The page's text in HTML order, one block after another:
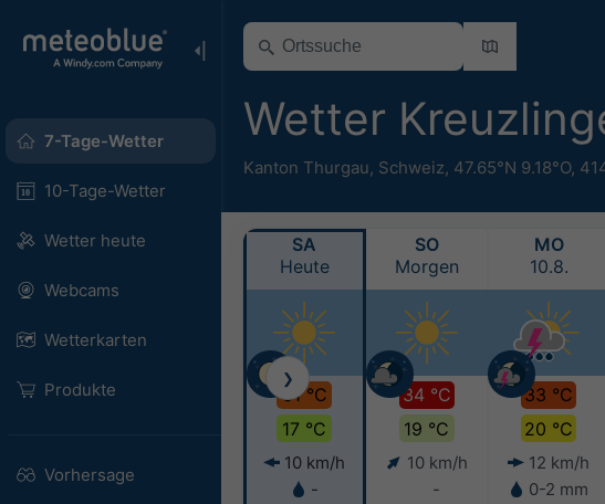
7-Tage-Wetter
10-Tage-Wetter
Wetter heute
Webcams
Wetterkarten
Produkte
Vorhersage
Wetter
Kanton Thurgau, Schweiz, 47.65°N 9.18°O,
SA
Heute
31 °C
17 °C
10 km/h
-
SO
Morgen
34 °C
19 °C
10 km/h
-
MO
10.8.
33 °C
20 °C
12 km/h
0-2 mm
❯